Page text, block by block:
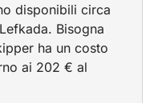
disponibili circa
Bisogna
ha un costo
ai 202 € al